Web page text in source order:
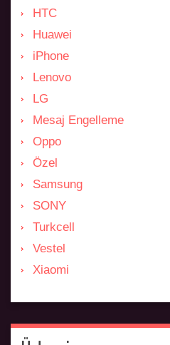
HTC
Huawei
iPhone
Lenovo
LG
Mesaj Engelleme
Oppo
Özel
Samsung
SONY
Turkcell
Vestel
Xiaomi